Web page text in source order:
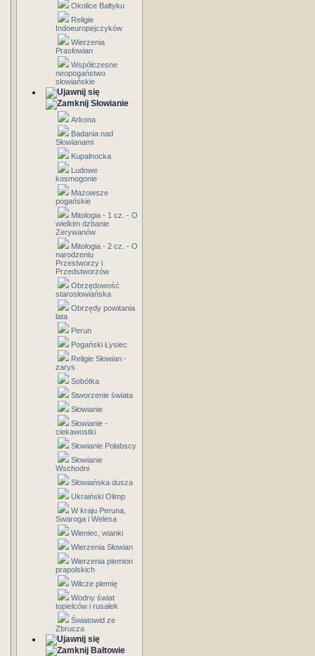
Okolice Bałtyku
Religie
Indoeuropejczyków
Wierzenia
Prasłowian
Współczesne
neopogaństwo
słowiańskie
Słowianie
Arkona
Badania nad
Słowianami
Kupalnocka
Ludowe
kosmogonie
Mazowsze
pogańskie
Mitologia - 1 cz. - O
wielkim dzbanie
Zerywanów
Mitologia - 2 cz. - O
narodzeniu
Przestworzy i
Przedstworzów
Obrzędowość
starosłowiańska
Obrzędy powitania
lata
Perun
Pogański Łysiec
Religie Słowian -
zarys
Sobótka
Stworzenie świata
Słowianie
Słowianie -
ciekawostki
Słowianie Połabscy
Słowianie
Wschodni
Słowiańska dusza
Ukraiński Olimp
W kraju Peruna,
Swaroga i Welesa
Wieniec, wianki
Wierzenia Słowian
Wierzenia plemion
prapolskich
Wilcze plemię
Wodny świat
topielców i rusałek
Światowid ze
Zbrucza
Bałtowie